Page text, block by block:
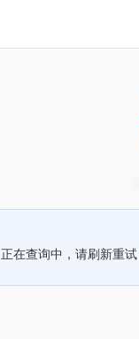
正在查询中，请刷新重试